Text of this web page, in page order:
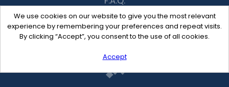
We use cookies on our website to give you the most relevant
experience by remembering your preferences and repeat visits.
By clicking “Accept”, you consent to the use of all cookies.
Accept
Recent
Contact